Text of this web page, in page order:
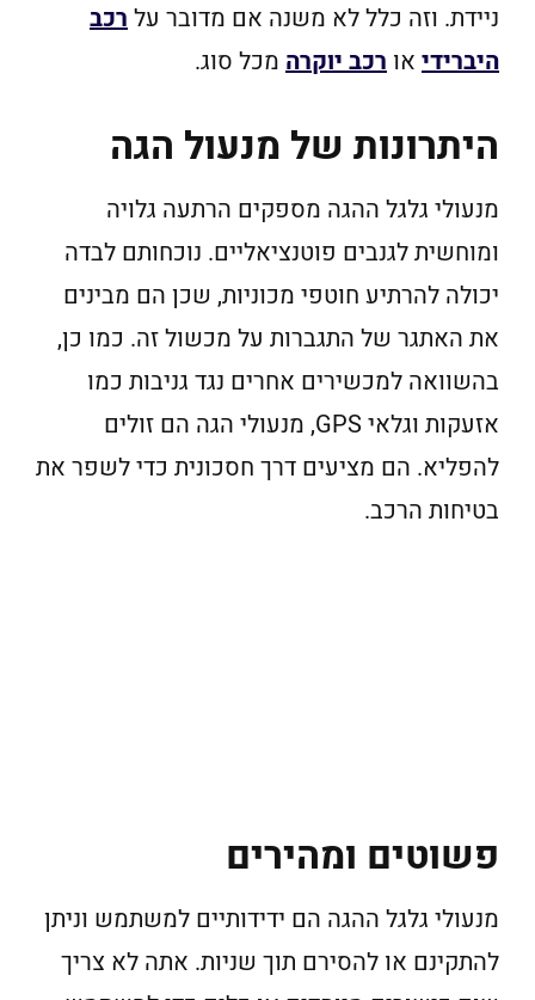
ניידת. וזה כלל לא משנה אם מדובר עלרכב
היברידי או רכב יוקרה מכל סוג.
היתרונות של מנעול הגה
מנעולי גלגל ההגה מספקים הרתעה גלויה
ומוחשית לגנבים פוטנציאליים. נוכחותם לבדה
יכולה להרתיע חוטפי מכוניות, שכן הם מבינים
את האתגר של התגברות על מכשול זה. כמו כן,
בהשוואה למכשירים אחרים נגד גניבות כמו
אזעקות וגלאי GPS, מנעולי הגה הם זולים
להפליא. הם מציעים דרך חסכונית כדי לשפר את
בטיחות הרכב.
פשוטים ומהירים
מנעולי גלגל ההגה הם ידידותיים למשתמש וניתן
להתקינם או להסירם תוך שניות. אתה לא צריך